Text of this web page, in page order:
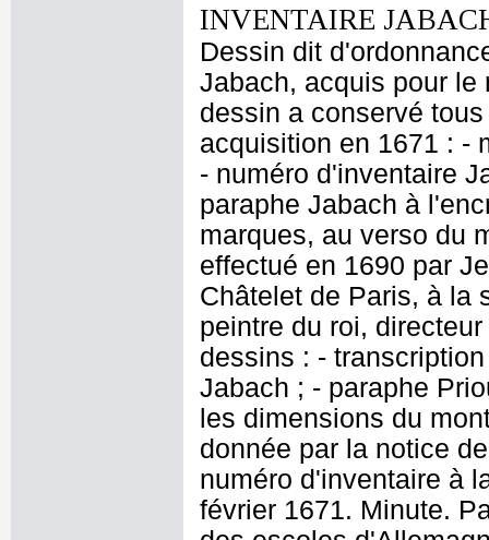
INVENTAIRE
Dessin dit
Jabach, acquis pour le
dessin a conservé
acquisition en 1671 : -
- numéro d'inventaire
paraphe Jabach à
marques, au verso du
effectué en 1690 par
Châtelet de Paris, à la
peintre du roi,
dessins : -
Jabach ; - paraphe
les dimensions du
donnée par la notice
numéro d'inventaire à
février 1671. Minute.